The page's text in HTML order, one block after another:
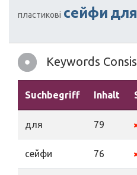
пластикові сейфи для
Keywords
Suchbegriff Inhalt
для 79
сейфи 76